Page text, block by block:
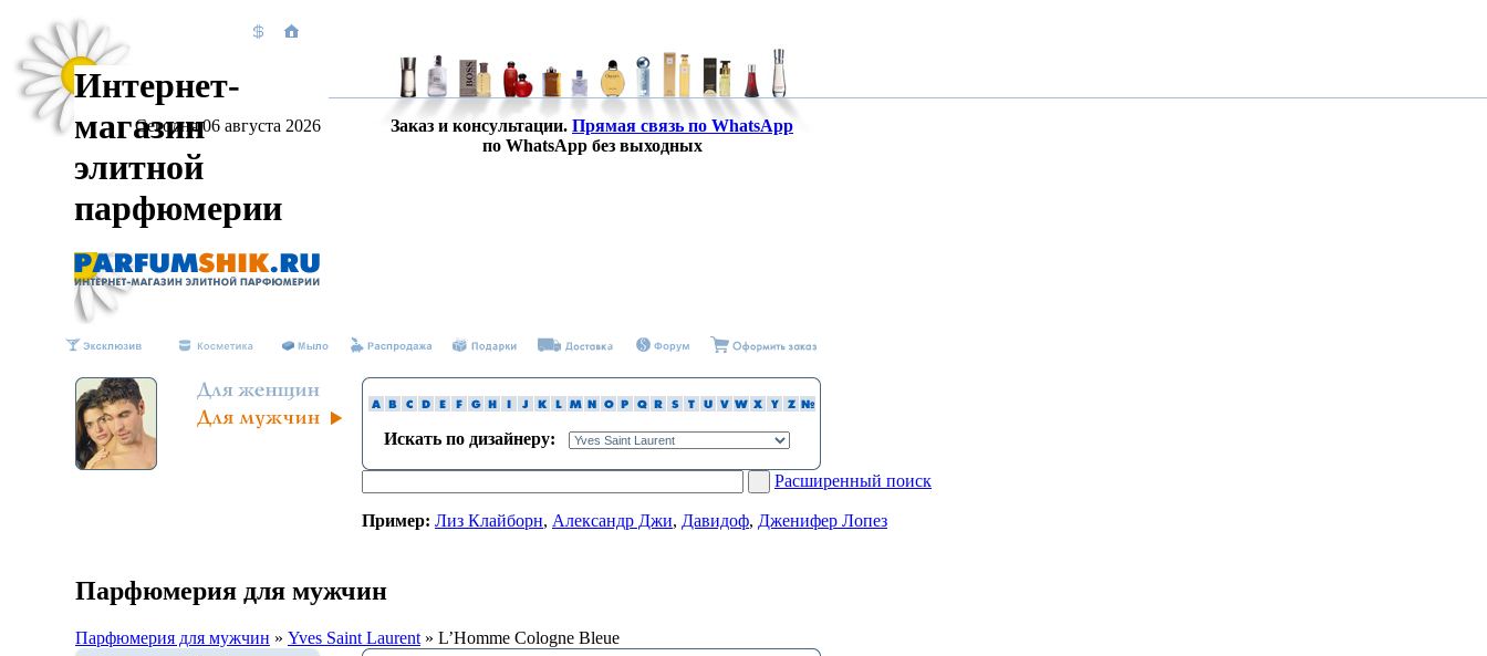
Интернет-
магазин
элитной
парфюмерии
Сегодня 06 августа 2026 Заказ и консультации. Прямая связь по WhatsApp
по WhatsApp без выходных
Искать по дизайнеру:
Расширенный поиск
Пример: Лиз Клайборн, Александр Джи, Давидоф, Дженифер Лопез
Парфюмерия для мужчин
Парфюмерия для мужчин » Yves Saint Laurent » L’Homme Cologne Bleue